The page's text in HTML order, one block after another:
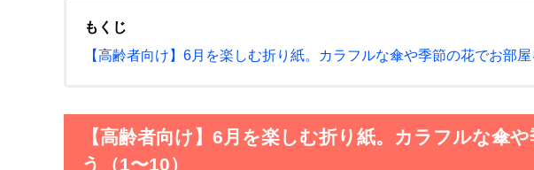
もくじ
【高齢者向け】6月を楽しむ折り紙。カラフルな傘や季節の花でお部屋
【高齢者向け】6月を楽しむ折り紙。カラフルな傘
う（1〜10）